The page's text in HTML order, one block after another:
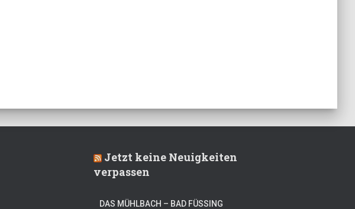
Jetzt keine Neuigkeiten
verpassen
DAS MÜHLBACH – BAD FÜSSING